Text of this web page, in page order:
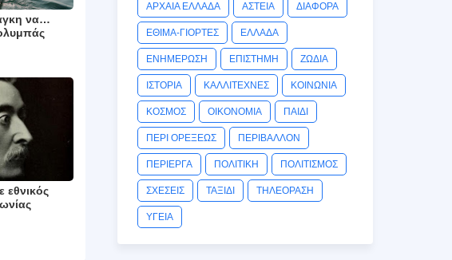
να…
εθνικός
ΑΡΧΑΙΑ ΕΛΛΑΔΑ ΑΣΤΕΙΑ ΔΙΑΦΟΡΑ
ΕΘΙΜΑ-ΓΙΟΡΤΕΣ ΕΛΛΑΔΑ
ΕΝΗΜΕΡΩΣΗ ΕΠΙΣΤΗΜΗ ΖΩΔΙΑ
ΙΣΤΟΡΙΑ ΚΑΛΛΙΤΕΧΝΕΣ ΚΟΙΝΩΝΙΑ
ΚΟΣΜΟΣ ΟΙΚΟΝΟΜΙΑ ΠΑΙΔΙ
ΠΕΡΙ ΟΡΕΞΕΩΣ ΠΕΡΙΒΑΛΛΟΝ
ΠΕΡΙΕΡΓΑ ΠΟΛΙΤΙΚΗ ΠΟΛΙΤΙΣΜΟΣ
ΣΧΕΣΕΙΣ ΤΑΞΙΔΙ ΤΗΛΕΟΡΑΣΗ
ΥΓΕΙΑ